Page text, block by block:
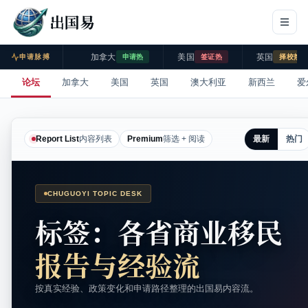
出国易
申请脉搏 加拿大 申请热 美国 签证热 英国 择校热
论坛 加拿大 美国 英国 澳大利亚 新西兰 爱
Report List内容列表 Premium筛选 + 阅读 最新 热门
CHUGUOYI TOPIC DESK
标签：各省商业移民
报告与经验流
按真实经验、政策变化和申请路径整理的出国易内容流。